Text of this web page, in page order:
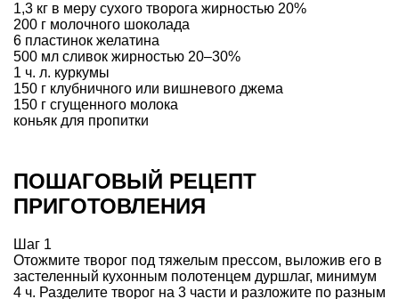
1,3 кг в меру сухого творога жирностью 20%
200 г молочного шоколада
6 пластинок желатина
500 мл сливок жирностью 20–30%
1 ч. л. куркумы
150 г клубничного или вишневого джема
150 г сгущенного молока
коньяк для пропитки
ПОШАГОВЫЙ РЕЦЕПТ
ПРИГОТОВЛЕНИЯ
Шаг 1
Отожмите творог под тяжелым прессом, выложив его в
застеленный кухонным полотенцем дуршлаг, минимум
4 ч. Разделите творог на 3 части и разложите по разным